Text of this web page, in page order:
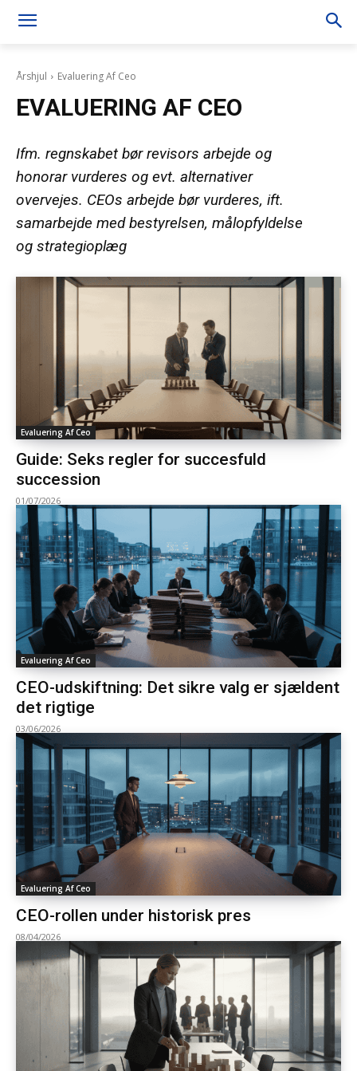
Årshjul Evaluering Af Ceo
EVALUERING AF CEO
Ifm. regnskabet bør revisors arbejde og
honorar vurderes og evt. alternativer
overvejes. CEOs arbejde bør vurderes, ift.
samarbejde med bestyrelsen, målopfyldelse
og strategioplæg
Evaluering Af Ceo
Guide: Seks regler for succesfuld
succession
01/07/2026
Evaluering Af Ceo
CEO-udskiftning: Det sikre valg er sjældent
det rigtige
03/06/2026
Evaluering Af Ceo
CEO-rollen under historisk pres
08/04/2026